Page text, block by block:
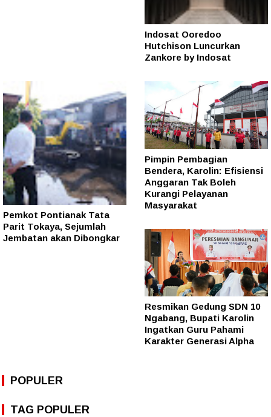
Indosat Ooredoo
Hutchison Luncurkan
Zankore by Indosat
Pemkot Pontianak Tata
Parit Tokaya, Sejumlah
Jembatan akan Dibongkar
Pimpin Pembagian
Bendera, Karolin: Efisiensi
Anggaran Tak Boleh
Kurangi Pelayanan
Masyarakat
Resmikan Gedung SDN 10
Ngabang, Bupati Karolin
Ingatkan Guru Pahami
Karakter Generasi Alpha
POPULER
TAG POPULER